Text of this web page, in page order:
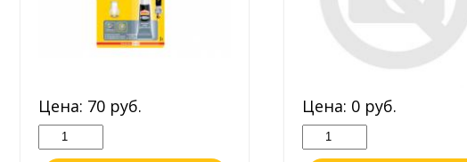
Цена: 70 руб. Цена: 0 руб.